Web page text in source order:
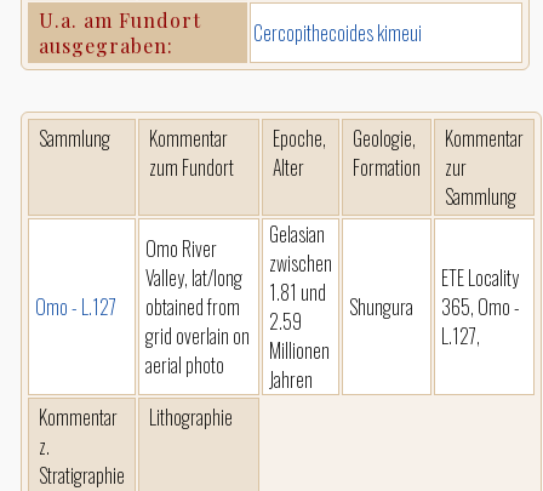
U.a. am Fundort
ausgegraben:
Cercopithecoides kimeui
Sammlung
Kommentar
zum Fundort
Epoche,
Alter
Geologie,
Formation
Kommentar
zur
Sammlung
Omo - L.127
Omo River
Valley, lat/long
obtained from
grid overlain on
aerial photo
Gelasian
zwischen
1.81 und
2.59
Millionen
Jahren
Shungura
ETE Locality
365, Omo -
L.127,
Kommentar
z.
Stratigraphie
Lithographie